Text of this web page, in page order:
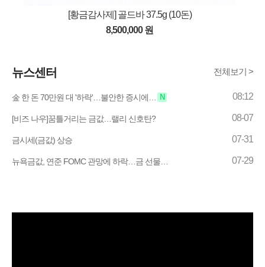
[황금감사제] 골드바 37.5g (10돈)
8,500,000 원
뉴스센터 전체보기 >
金 한 돈 70만원 대 '하락'…불안한 증시에… N 08:12
[비즈 나우]꿈틀거리는 금값…랠리 신호탄? 08-07
금시세(금값) 상승 07-31
뉴욕금값, 연준 FOMC 관망에 하락…금 선물… 07-29